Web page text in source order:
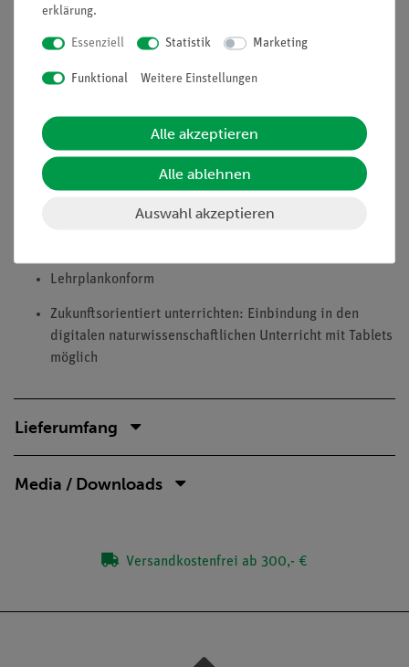
ziehen daraus den Schluss, dass der Aufbau einer Schaltung
und dass beide Schaltungen je nach Einsatzzweck
unterschiedliche Vor- und Nachteile haben.
Besonders leicht verständliche und didaktisch
aufbereitete Versuchsbeschreibung (Eingangsfrage,
Alltagsbezug etc.)
Darstellung der abgedeckten prozessbezogenen sowie
Lehrplankonform
Zukunftsorientiert unterrichten: Einbindung in den
digitalen naturwissenschaftlichen Unterricht mit Tablets
möglich
Lieferumfang
Media / Downloads
Versandkostenfrei ab 300,- €
erklärung.
Essenziell Statistik Marketing
Funktional Weitere Einstellungen
Alle akzeptieren
Alle ablehnen
Auswahl akzeptieren